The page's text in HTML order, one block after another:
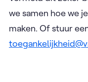
we samen hoe we
maken. Of stuur